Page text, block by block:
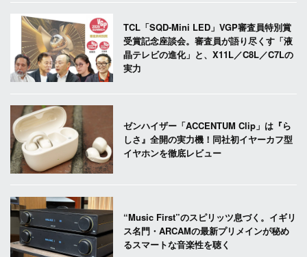
TCL「SQD-Mini LED」VGP審査員特別賞
受賞記念座談会。審査員が語り尽くす「液
晶テレビの進化」と、X11L／C8L／C7Lの
実力
ゼンハイザー「ACCENTUM Clip」は『ら
しさ』全開の実力機！同社初イヤーカフ型
イヤホンを徹底レビュー
“Music First”のスピリッツ息づく。イギリ
ス名門・ARCAMの最新プリメインが秘め
るスマートな音楽性を聴く